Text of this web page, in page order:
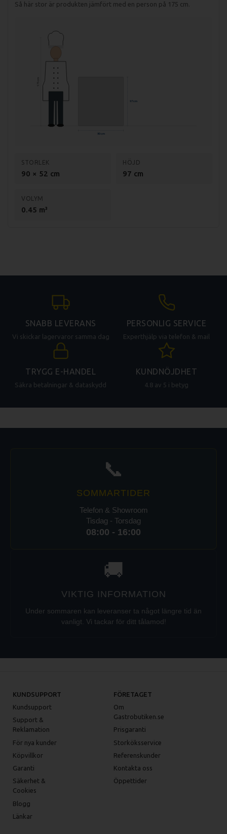
Så här stor är produkten jämfört med en person på 175 cm.
175 cm
97 cm
90 cm
STORLEK
90 × 52 cm
HÖJD
97 cm
VOLYM
0.45 m³
SNABB LEVERANS
Vi skickar lagervaror samma dag
PERSONLIG SERVICE
Experthjälp via telefon & mail
TRYGG E-HANDEL
Säkra betalningar & dataskydd
KUNDNÖJDHET
4.8 av 5 i betyg
📞
SOMMARTIDER
Telefon & Showroom
Tisdag - Torsdag
08:00 - 16:00
🚚
VIKTIG INFORMATION
Under sommaren kan leveranser ta något längre tid än
vanligt. Vi tackar för ditt tålamod!
KUNDSUPPORT
Kundsupport
Support &
Reklamation
För nya kunder
Köpvillkor
Garanti
Säkerhet &
Cookies
Blogg
Länkar
FÖRETAGET
Om
Gastrobutiken.se
Prisgaranti
Storköksservice
Referenskunder
Kontakta oss
Öppettider